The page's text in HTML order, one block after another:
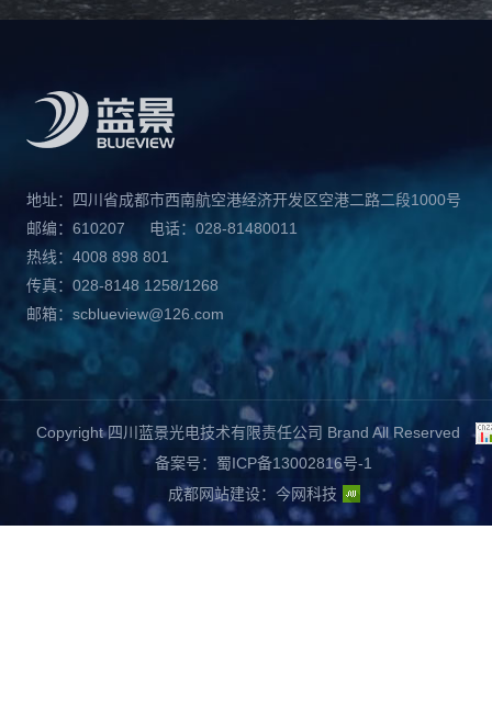
地址：四川省成都市西南航空港经济开发区空港二路二段1000号
邮编：610207
电话：028-81480011
热线：4008 898 801
传真：028-8148 1258/1268
邮箱：scblueview@126.com
Copyright 四川蓝景光电技术有限责任公司 Brand All Reserved
备案号：蜀ICP备13002816号-1
成都网站建设： 今网科技